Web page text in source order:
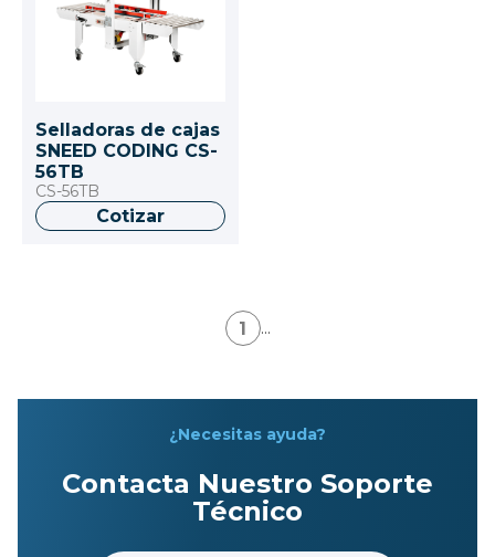
Selladoras de cajas
SNEED CODING CS-
56TB
CS-56TB
Cotizar
1 ...
¿Necesitas ayuda?
Contacta Nuestro Soporte
Técnico